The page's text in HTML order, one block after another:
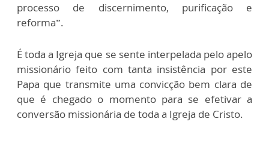
processo de discernimento, purificação e
reforma”.
É toda a Igreja que se sente interpelada pelo apelo
missionário feito com tanta insistência por este
Papa que transmite uma convicção bem clara de
que é chegado o momento para se efetivar a
conversão missionária de toda a Igreja de Cristo.